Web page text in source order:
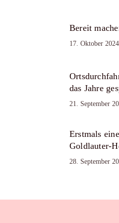
Bereit
17. Oktober 2024
das Jahre
21. September
Erstmals
Goldlauter-
28. September